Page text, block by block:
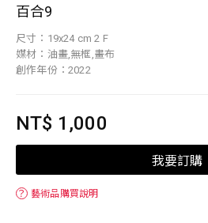
百合9
尺寸：19x24 cm 2 F
媒材：油畫,無框,畫布
創作年份：2022
NT$ 1,000
我要訂購
？ 藝術品購買說明